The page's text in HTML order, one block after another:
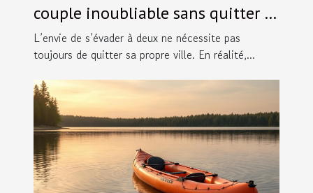
couple inoubliable sans quitter la
ville ?
L’envie de s’évader à deux ne nécessite pas
toujours de quitter sa propre ville. En réalité,...